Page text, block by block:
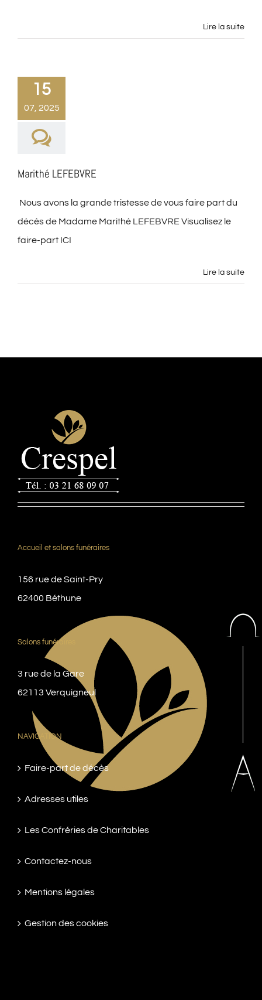
Lire la suite
15
07, 2025
Marithé LEFEBVRE
Nous avons la grande tristesse de vous faire part du
décès de Madame Marithé LEFEBVRE Visualisez le
faire-part ICI
Lire la suite
Accueil et salons funéraires
156 rue de Saint-Pry
62400 Béthune
Salons funéraires
3 rue de la Gare
62113 Verquigneul
NAVIGATION
Faire-part de décès
Adresses utiles
Les Confréries de Charitables
Contactez-nous
Mentions légales
Gestion des cookies